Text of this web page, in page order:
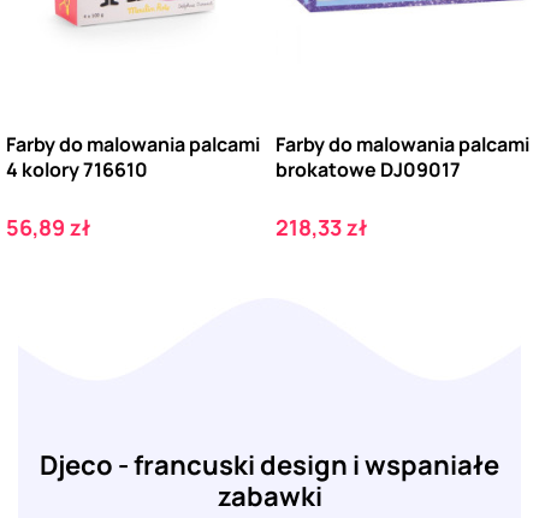
Farby do malowania palcami
4 kolory 716610
Cena
56,89 zł
Farby do malowania palcami
brokatowe DJ09017
Cena
218,33 zł
Djeco - francuski design i wspaniałe
zabawki